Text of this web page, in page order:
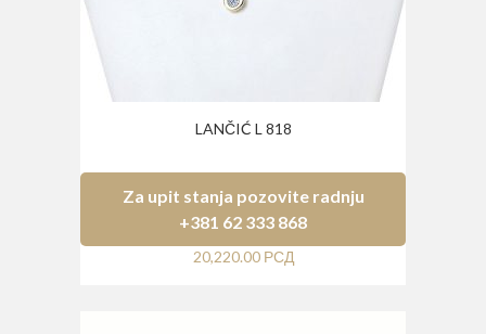
LANČIĆ L 818
Za upit stanja pozovite radnju
+381 62 333 868
20,220.00 РСД